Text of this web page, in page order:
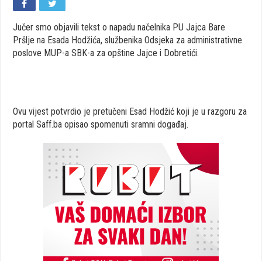
Jučer smo objavili tekst o napadu načelnika PU Jajca Bare
Pršlje na Esada Hodžića, službenika Odsjeka za administrativne
poslove MUP-a SBK-a za opštine Jajce i Dobretići.
Ovu vijest potvrdio je pretučeni Esad Hodžić koji je u razgoru za
portal Saff.ba opisao spomenuti sramni događaj.